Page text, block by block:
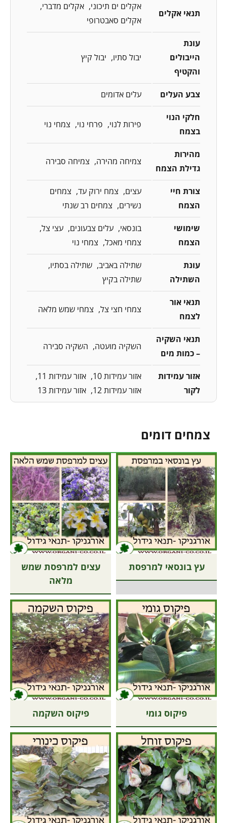
תנאי אקלים
אקלים ים תיכוני
אקלים מדברי
אקלים סאבטרופי
עונת
הייבולים
והקטיף
יבול סתיו יבול קיץ
צבע העלים עלים אדומים
חלקי הנוי
בצמח
פירות לנוי פרחי נוי צמחי נוי
מהירות
גדילת הצמח
צמיחה מהירה צמיחה סבירה
צורת חיי
הצמח
עצים צמח ירוק עד
צמחים
נשירים
צמחים רב שנתי
שימושי
הצמח
בונסאי עלים צבעונים
עצי צל
צמחי מאכל
צמחי נוי
עונת
השתילה
שתילה באביב שתילה בסתיו
שתילה בקיץ
תנאי אור
לצמח
צמחי חצי צל צמחי שמש מלאה
תנאי השקיה
– כמות מים
השקיה מועטה השקיה סבירה
אזור עמידות
לקור
אזור עמידות 10
אזור עמידות 11
אזור עמידות 12
אזור עמידות 13
צמחים דומים
עץ בונסאי למרפסת
עצים למרפסת שמש
מלאה
פיקוס גומי פיקוס השקמה